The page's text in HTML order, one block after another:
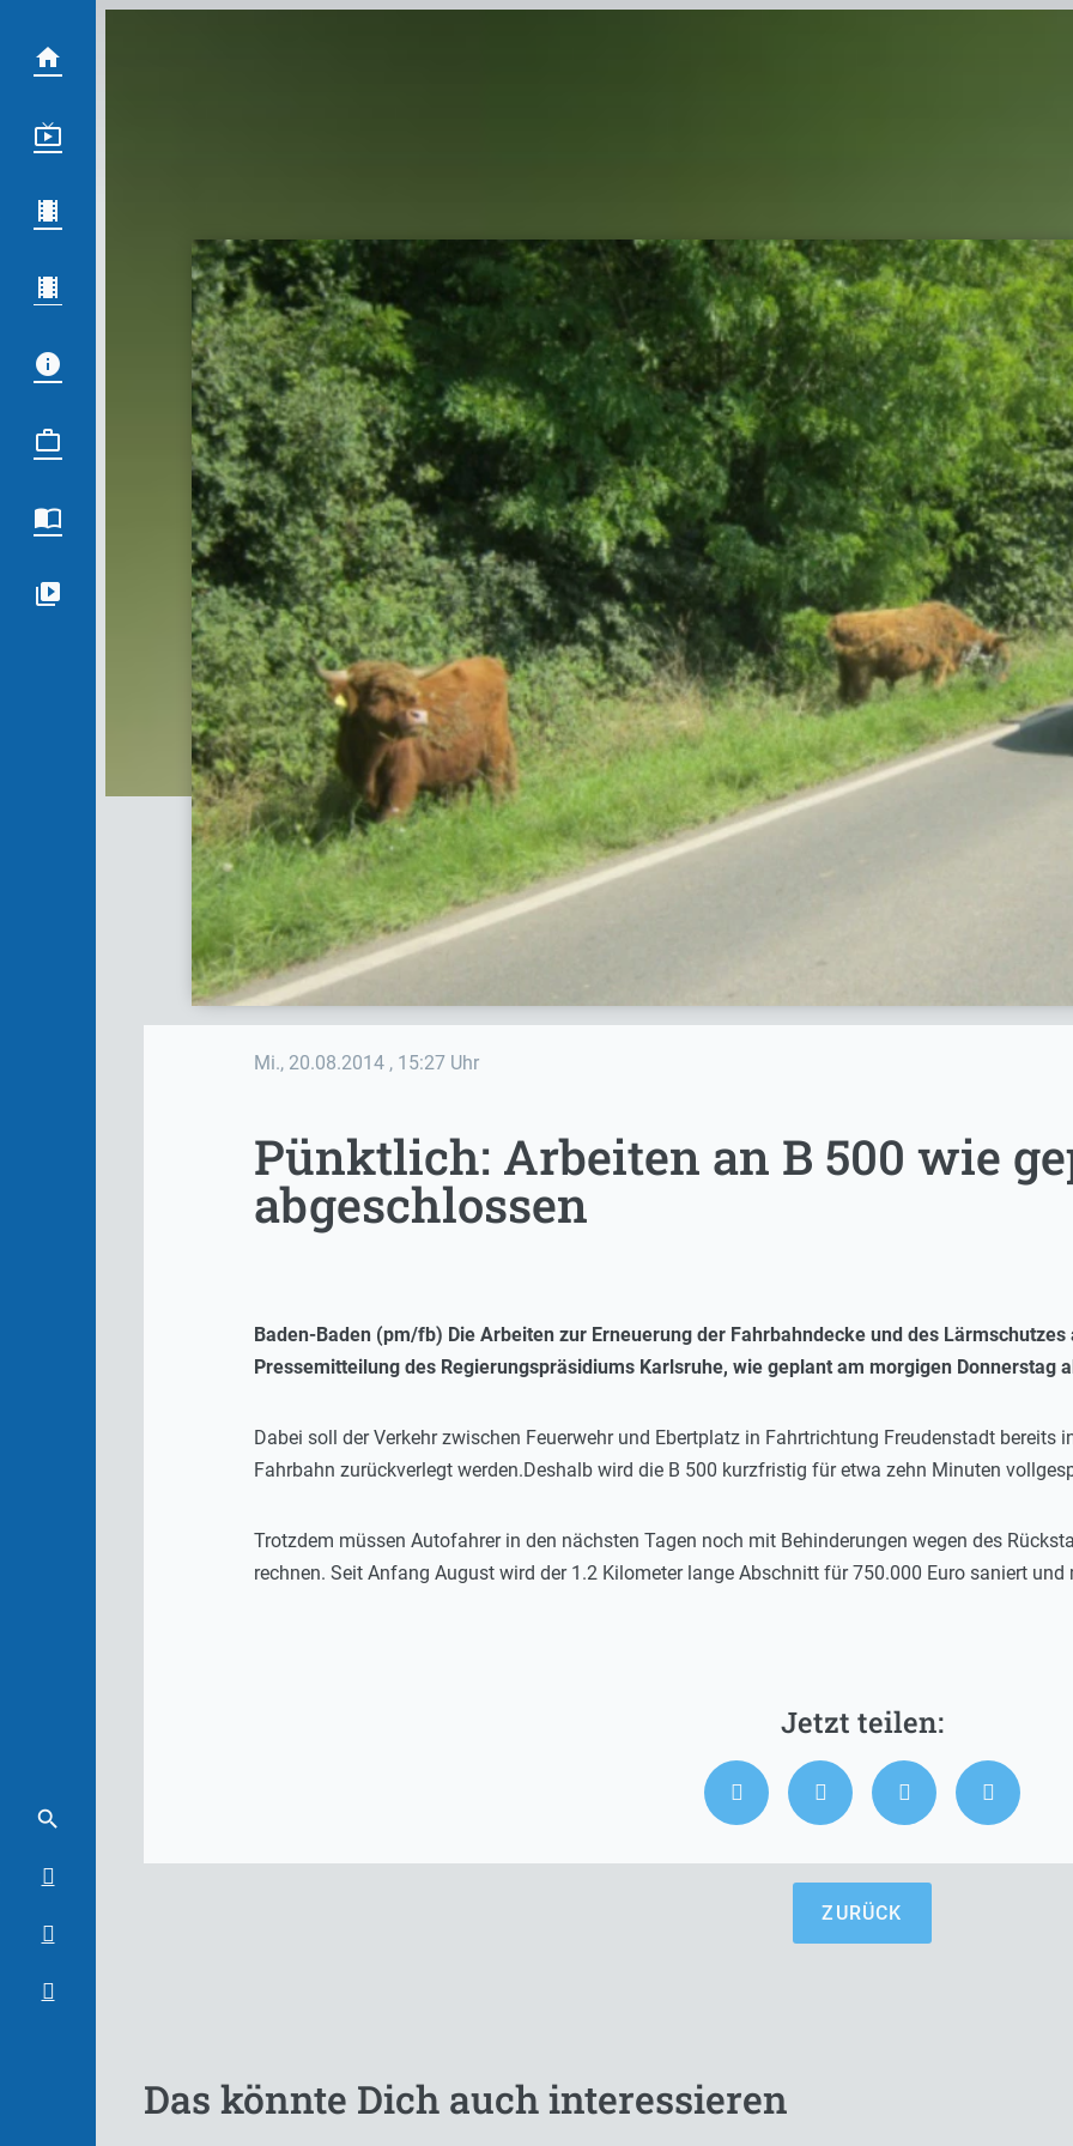
Mi., 20.08.2014 , 15:27 Uhr
Pünktlich: Arbeiten an B 500 wie
abgeschlossen
Baden-Baden (pm/fb) Die Arbeiten zur Erneuerung der Fahrbahndecke und des
Pressemitteilung des Regierungspräsidiums Karlsruhe, wie geplant am morgigen Donnerstag
Dabei soll der Verkehr zwischen Feuerwehr und Ebertplatz in Fahrtrichtung Freudenstadt bereits
Fahrbahn zurückverlegt werden.Deshalb wird die B 500 kurzfristig für etwa zehn Minuten
Trotzdem müssen Autofahrer in den nächsten Tagen noch mit Behinderungen wegen des
rechnen. Seit Anfang August wird der 1.2 Kilometer lange Abschnitt für 750.000 Euro saniert
ZURÜCK
Das könnte Dich auch interessieren